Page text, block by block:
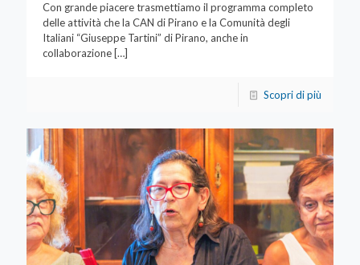
Con grande piacere trasmettiamo il programma completo
delle attività che la CAN di Pirano e la Comunità degli
Italiani “Giuseppe Tartini” di Pirano, anche in
collaborazione […]
Scopri di più